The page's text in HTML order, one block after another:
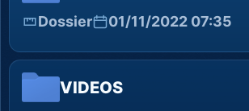
Dossier 01/11/2022 07:35
VIDEOS